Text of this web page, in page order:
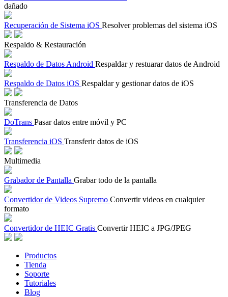
dañado
Recuperación de Sistema iOS Resolver problemas del sistema iOS
Respaldo & Restauración
Respaldo de Datos Android Respaldar y restuarar datos de Android
Respaldo de Datos iOS Respaldar y gestionar datos de iOS
Transferencia de Datos
DoTrans Pasar datos entre móvil y PC
Transferencia iOS Transferir datos de iOS
Multimedia
Grabador de Pantalla Grabar todo de la pantalla
Convertidor de Videos Supremo Convertir videos en cualquier
formato
Convertidor de HEIC Gratis Convertir HEIC a JPG/JPEG
Productos
Tienda
Soporte
Tutoriales
Blog